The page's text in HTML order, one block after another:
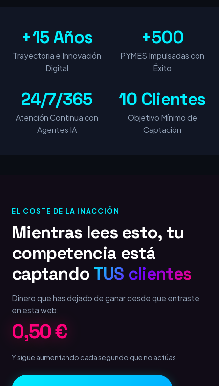
+15 Años
Trayectoria e Innovación
Digital
+500
PYMES Impulsadas con
Éxito
24/7/365
Atención Continua con
Agentes IA
10 Clientes
Objetivo Mínimo de
Captación
EL COSTE DE LA INACCIÓN
Mientras lees esto, tu
competencia está
captando TUS clientes
Dinero que has dejado de ganar desde que entraste
en esta web:
1,00 €
Y sigue aumentando cada segundo que no actúas.